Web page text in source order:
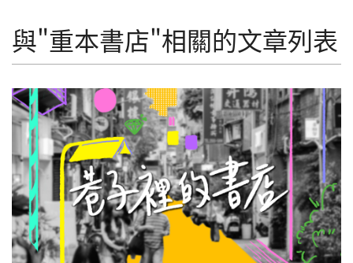
與"重本書店"相關的文章列表